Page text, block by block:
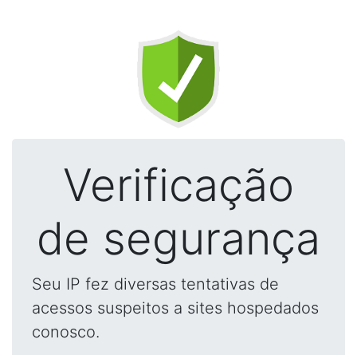
Verificação
de segurança
Seu IP fez diversas tentativas de
acessos suspeitos a sites hospedados
conosco.